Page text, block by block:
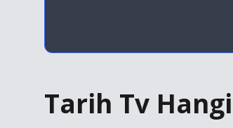
Tarih Tv